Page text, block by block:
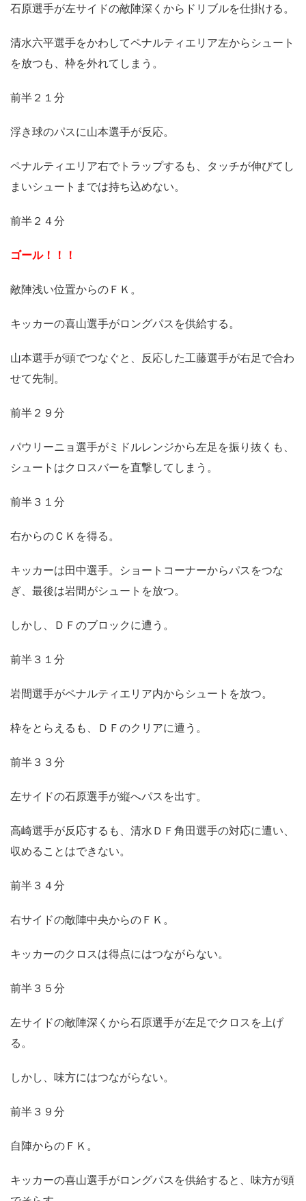
石原選手が左サイドの敵陣深くからドリブルを仕掛ける。
清水六平選手をかわしてペナルティエリア左からシュート
を放つも、枠を外れてしまう。
前半２１分
浮き球のパスに山本選手が反応。
ペナルティエリア右でトラップするも、タッチが伸びてし
まいシュートまでは持ち込めない。
前半２４分
ゴール！！！
敵陣浅い位置からのＦＫ。
キッカーの喜山選手がロングパスを供給する。
山本選手が頭でつなぐと、反応した工藤選手が右足で合わ
せて先制。
前半２９分
パウリーニョ選手がミドルレンジから左足を振り抜くも、
シュートはクロスバーを直撃してしまう。
前半３１分
右からのＣＫを得る。
キッカーは田中選手。ショートコーナーからパスをつな
ぎ、最後は岩間がシュートを放つ。
しかし、ＤＦのブロックに遭う。
前半３１分
岩間選手がペナルティエリア内からシュートを放つ。
枠をとらえるも、ＤＦのクリアに遭う。
前半３３分
左サイドの石原選手が縦へパスを出す。
高崎選手が反応するも、清水ＤＦ角田選手の対応に遭い、
収めることはできない。
前半３４分
右サイドの敵陣中央からのＦＫ。
キッカーのクロスは得点にはつながらない。
前半３５分
左サイドの敵陣深くから石原選手が左足でクロスを上げ
る。
しかし、味方にはつながらない。
前半３９分
自陣からのＦＫ。
キッカーの喜山選手がロングパスを供給すると、味方が頭